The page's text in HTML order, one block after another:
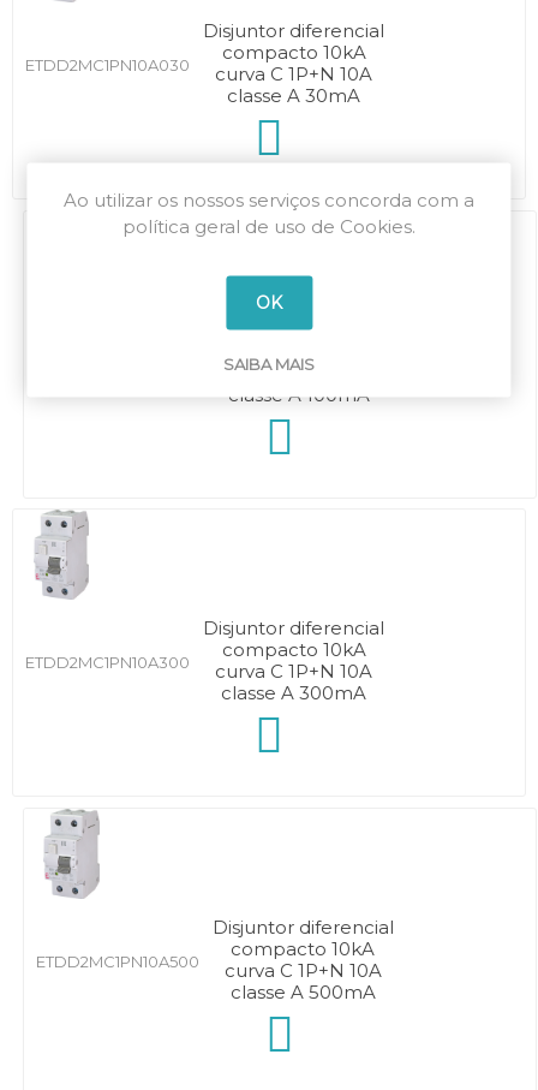
ETDD2MC1PN10A030
Disjuntor diferencial
compacto 10kA
curva C 1P+N 10A
classe A 30mA
Disjuntor diferencial
curva C 1P+N 16A
classe A 100mA
ETDD2MC1PN10A300
Disjuntor diferencial
compacto 10kA
curva C 1P+N 10A
classe A 300mA
ETDD2MC1PN10A500
Disjuntor diferencial
compacto 10kA
curva C 1P+N 10A
classe A 500mA
Ao utilizar os nossos serviços concorda com a
política geral de uso de Cookies.
OK
SAIBA MAIS